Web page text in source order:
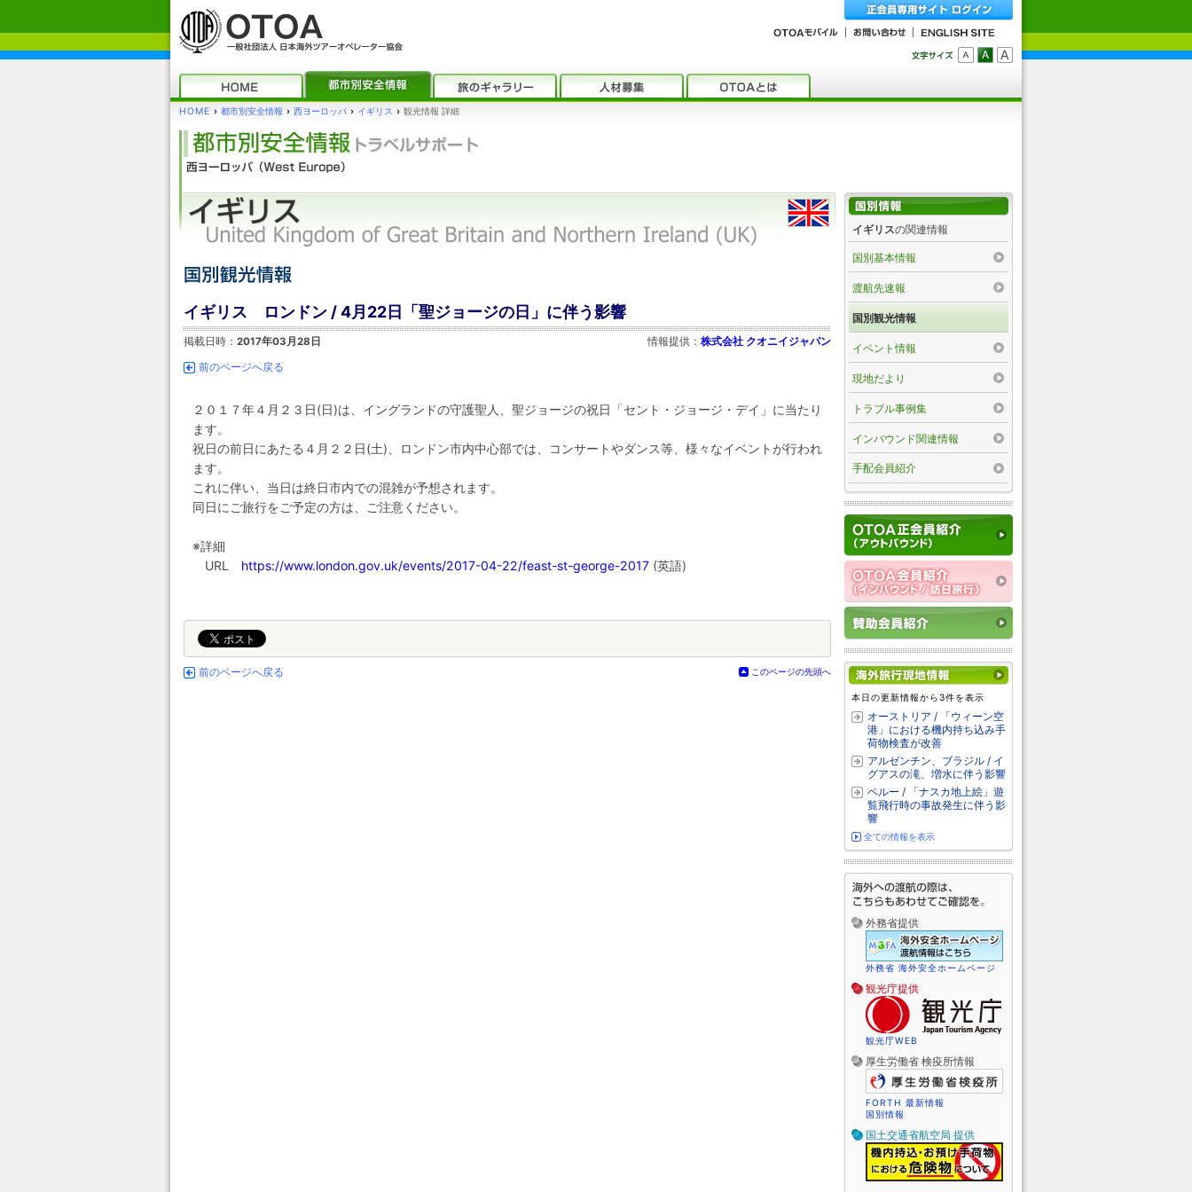
HOME › 都市別安全情報 › 西ヨーロッパ › イギリス › 観光情報 詳細
イギリス ロンドン / 4月22日「聖ジョージの日」に伴う影響
掲載日時： 2017年03月28日 情報提供： 株式会社 クオニイジャパン
前のページへ戻る
２０１７年４月２３日(日)は、イングランドの守護聖人、聖ジョージの祝日「セント・ジョージ・デイ」に当たり
ます。
祝日の前日にあたる４月２２日(土)、ロンドン市内中心部では、コンサートやダンス等、様々なイベントが行われ
ます。
これに伴い、当日は終日市内での混雑が予想されます。
同日にご旅行をご予定の方は、ご注意ください。
※詳細
URL https://www.london.gov.uk/events/2017-04-22/feast-st-george-2017 (英語)
前のページへ戻る このページの先頭へ
イギリスの関連情報
国別基本情報
渡航先速報
国別観光情報
イベント情報
現地だより
トラブル事例集
インバウンド関連情報
手配会員紹介
本日の更新情報から3件を表示
オーストリア / 「ウィーン空
港」における機内持ち込み手
荷物検査が改善
アルゼンチン、ブラジル / イ
グアスの滝、増水に伴う影響
ペルー / 「ナスカ地上絵」遊
覧飛行時の事故発生に伴う影
響
全ての情報を表示
外務省提供
外務省 海外安全ホームページ
観光庁提供
観光庁WEB
厚生労働省 検疫所情報
FORTH 最新情報
国別情報
国土交通省航空局 提供